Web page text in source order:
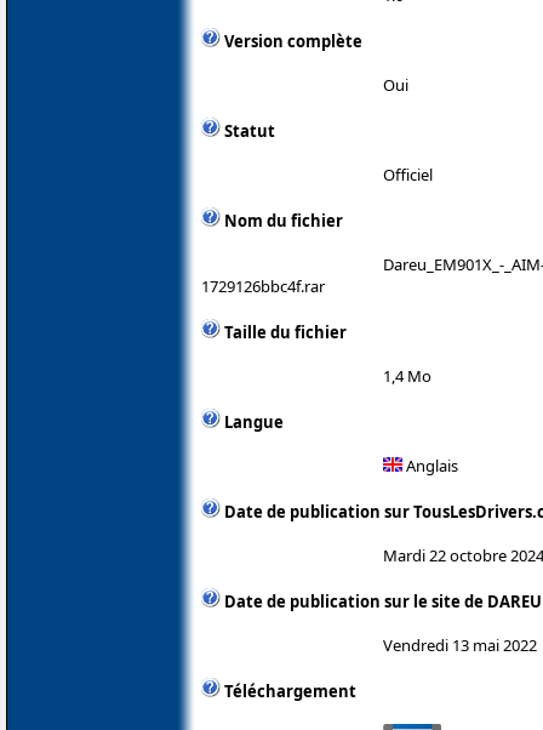
Version complète
Oui
Statut
Officiel
Nom du fichier
Dareu_EM901X_-
1729126bbc4f.rar
Taille du fichier
1,4 Mo
Langue
Anglais
Date de publication sur
Mardi 22 octobre 2024
Date de publication sur le site de DAREU
Vendredi 13 mai 2022
Téléchargement